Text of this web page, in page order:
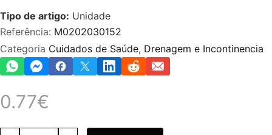
Tipo de artigo: Unidade
Referência: M0202030152
Categoria Cuidados de Saúde, Drenagem e Incontinencia
0.77€